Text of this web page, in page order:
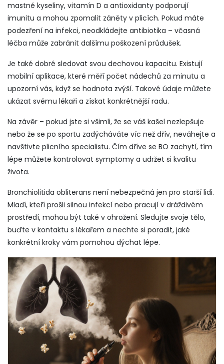
mastné kyseliny, vitamín D a antioxidanty podporují
imunitu a mohou zpomalit záněty v plicích. Pokud máte
podezření na infekci, neodkládejte antibiotika – včasná
léčba může zabránit dalšímu poškození průdušek.
Je také dobré sledovat svou dechovou kapacitu. Existují
mobilní aplikace, které měří počet nádechů za minutu a
upozorní vás, když se hodnota zvýší. Takové údaje můžete
ukázat svému lékaři a získat konkrétnější radu.
Na závěr – pokud jste si všimli, že se váš kašel nezlepšuje
nebo že se po sportu zadýcháváte víc než dřív, neváhejte a
navštivte plicního specialistu. Čím dříve se BO zachytí, tím
lépe můžete kontrolovat symptomy a udržet si kvalitu
života.
Bronchiolitida obliterans není nebezpečná jen pro starší lidi.
Mladí, kteří prošli silnou infekcí nebo pracují v dráždivém
prostředí, mohou být také v ohrožení. Sledujte svoje tělo,
buďte v kontaktu s lékařem a nechte si poradit, jaké
konkrétní kroky vám pomohou dýchat lépe.